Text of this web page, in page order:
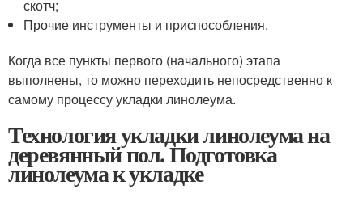
скотч;
Прочие инструменты и приспособления.
Когда все пункты первого (начального) этапа
выполнены, то можно переходить непосредственно к
самому процессу укладки линолеума.
Технология укладки линолеума на
деревянный пол. Подготовка
линолеума к укладке